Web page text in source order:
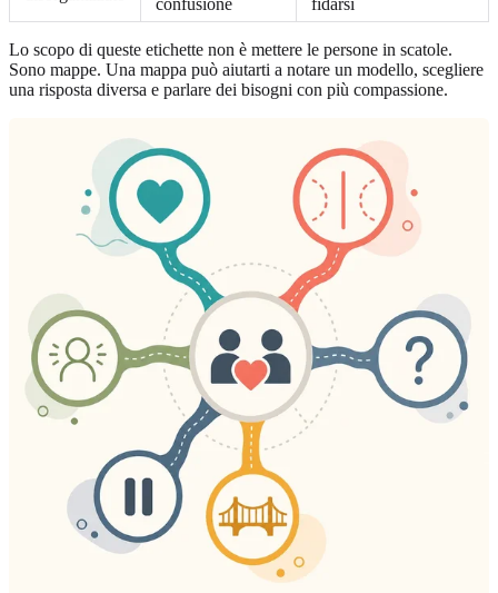
Lo scopo di queste etichette non è mettere le persone in scatole.
Sono mappe. Una mappa può aiutarti a notare un modello, scegliere
una risposta diversa e parlare dei bisogni con più compassione.